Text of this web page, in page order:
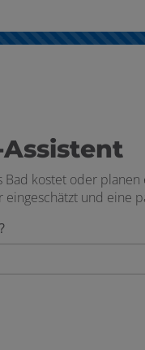
Bad kostet oder
eingeschätzt und